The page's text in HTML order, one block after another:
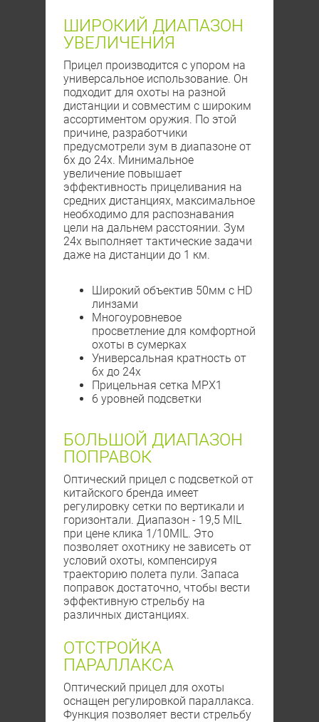
ШИРОКИЙ ДИАПАЗОН
УВЕЛИЧЕНИЯ
Прицел производится с упором на
универсальное использование. Он
подходит для охоты на разной
дистанции и совместим с широким
ассортиментом оружия. По этой
причине, разработчики
предусмотрели зум в диапазоне от
6х до 24х. Минимальное
увеличение повышает
эффективность прицеливания на
средних дистанциях, максимальное
необходимо для распознавания
цели на дальнем расстоянии. Зум
24х выполняет тактические задачи
даже на дистанции до 1 км.
Широкий объектив 50мм с HD
линзами
Многоуровневое
просветление для комфортной
охоты в сумерках
Универсальная кратность от
6х до 24х
Прицельная сетка MPX1
6 уровней подсветки
БОЛЬШОЙ ДИАПАЗОН
ПОПРАВОК
Оптический прицел с подсветкой от
китайского бренда имеет
регулировку сетки по вертикали и
горизонтали. Диапазон - 19,5 MIL
при цене клика 1/10MIL. Это
позволяет охотнику не зависеть от
условий охоты, компенсируя
траекторию полета пули. Запаса
поправок достаточно, чтобы вести
эффективную стрельбу на
различных дистанциях.
ОТСТРОЙКА
ПАРАЛЛАКСА
Оптический прицел для охоты
оснащен регулировкой параллакса.
Функция позволяет вести стрельбу